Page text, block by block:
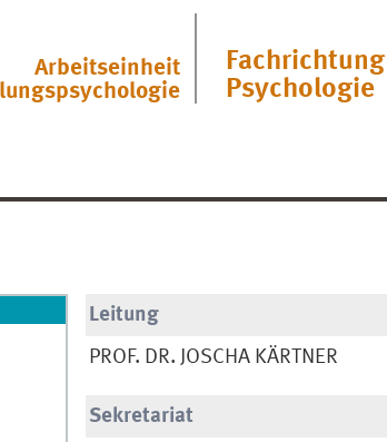
Fachrichtung
Psychologie
Arbeitseinheit
Leitung
PROF. DR. JOSCHA KÄRTNER
Sekretariat